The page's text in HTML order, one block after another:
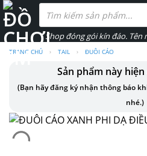
Skip
to
content
Tìm
kiếm
phẩm
TRANG CHỦ › TAIL › ĐUÔI CÁO
Sản phẩm này
(Bạn hãy đăng ký nhận thông báo
nhé.)